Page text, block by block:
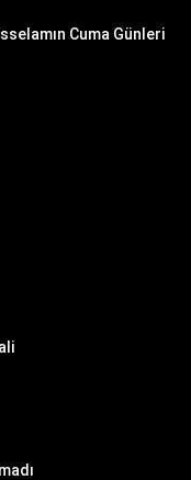
Cuma Günleri